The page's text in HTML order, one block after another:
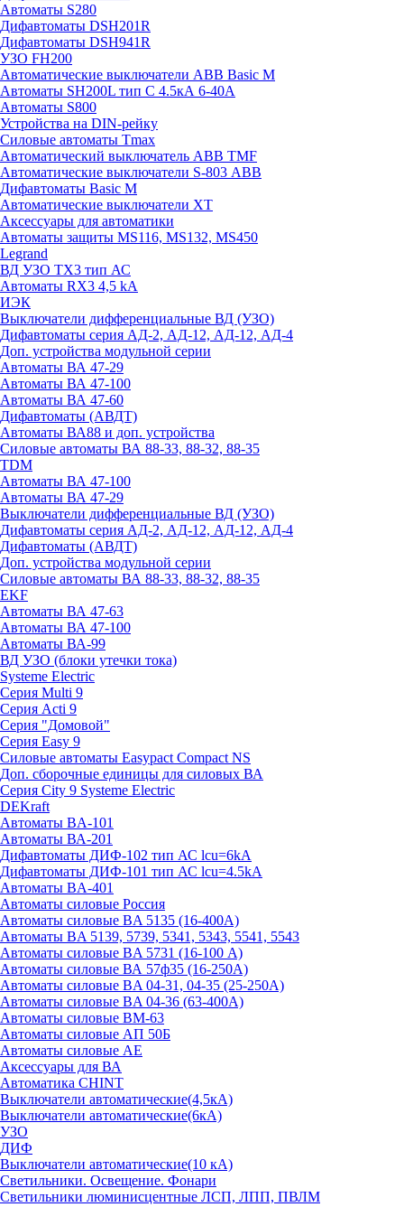
Автоматы S280
Дифавтоматы DSH201R
Дифавтоматы DSH941R
УЗО FH200
Автоматические выключатели ABB Basic M
Автоматы SH200L тип С 4.5кА 6-40А
Автоматы S800
Устройства на DIN-рейку
Силовые автоматы Tmax
Автоматический выключатель ABB TMF
Автоматические выключатели S-803 АВВ
Дифавтоматы Basic M
Автоматические выключатели XT
Аксессуары для автоматики
Автоматы защиты MS116, MS132, MS450
Legrand
ВД УЗО TX3 тип АС
Автоматы RX3 4,5 kA
ИЭК
Выключатели дифференциальные ВД (УЗО)
Дифавтоматы серия АД-2, АД-12, АД-12, АД-4
Доп. устройства модульной серии
Автоматы ВА 47-29
Автоматы ВА 47-100
Автоматы ВА 47-60
Дифавтоматы (АВДТ)
Автоматы ВА88 и доп. устройства
Силовые автоматы ВА 88-33, 88-32, 88-35
TDM
Автоматы ВА 47-100
Автоматы ВА 47-29
Выключатели дифференциальные ВД (УЗО)
Дифавтоматы серия АД-2, АД-12, АД-12, АД-4
Дифавтоматы (АВДТ)
Доп. устройства модульной серии
Силовые автоматы ВА 88-33, 88-32, 88-35
EKF
Автоматы ВА 47-63
Автоматы ВА 47-100
Автоматы ВА-99
ВД УЗО (блоки утечки тока)
Systeme Electric
Серия Multi 9
Серия Acti 9
Серия "Домовой"
Серия Easy 9
Силовые автоматы Easypact Compact NS
Доп. сборочные единицы для силовых ВА
Серия City 9 Systeme Electric
DEKraft
Автоматы BA-101
Автоматы ВА-201
Дифавтоматы ДИФ-102 тип АС lcu=6kA
Дифавтоматы ДИФ-101 тип АС lcu=4.5kA
Автоматы BA-401
Автоматы силовые Россия
Автоматы силовые BA 5135 (16-400А)
Автоматы BA 5139, 5739, 5341, 5343, 5541, 5543
Автоматы силовые BA 5731 (16-100 А)
Автоматы силовые ВА 57ф35 (16-250А)
Автоматы силовые BA 04-31, 04-35 (25-250А)
Автоматы силовые BA 04-36 (63-400А)
Автоматы силовые ВМ-63
Автоматы силовые АП 50Б
Автоматы силовые АЕ
Аксессуары для ВА
Автоматика CHINT
Выключатели автоматические(4,5кА)
Выключатели автоматические(6кА)
УЗО
ДИФ
Выключатели автоматические(10 кА)
Светильники. Освещение. Фонари
Светильники люминисцентные ЛСП, ЛПП, ПВЛМ